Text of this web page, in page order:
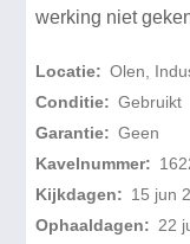
werking niet
Locatie: Olen,
Conditie: Gebruikt
Garantie: Geen
Kavelnummer:
Kijkdagen: 15 jun
Ophaaldagen: 22